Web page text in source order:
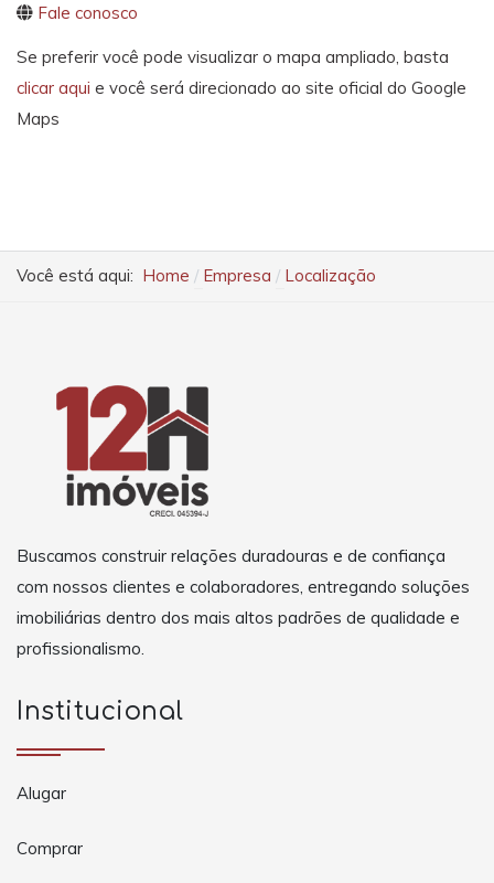
Fale conosco
Se preferir você pode visualizar o mapa ampliado, basta
clicar aqui e você será direcionado ao site oficial do Google
Maps
Você está aqui: Home Empresa Localização
Buscamos construir relações duradouras e de confiança
com nossos clientes e colaboradores, entregando soluções
imobiliárias dentro dos mais altos padrões de qualidade e
profissionalismo.
Institucional
Alugar
Comprar